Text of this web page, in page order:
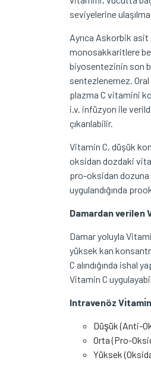
seviyelerine
Ayrıca Askorbik
monosakkaritlere
biyosentezinin son
sentezlenemez. Oral
plazma C vitamini
i.v. infüzyon ile
çıkarılabilir.
Vitamin C, düşük
oksidan dozdaki
pro-oksidan dozuna
uygulandığında
Damardan verilen
Damar yoluyla
yüksek kan
C alındığında ishal
Vitamin C
Intravenöz
Düşük (Anti-
Orta (Pro-
Yüksek